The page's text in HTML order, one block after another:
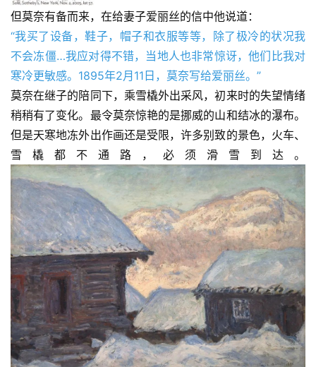
但莫奈有备而来，在给妻子爱丽丝的信中他说道：
“我买了设备，鞋子，帽子和衣服等等，除了极冷的状况我
不会冻僵…我应对得不错，当地人也非常惊讶，他们比我对
寒冷更敏感。1895年2月11日，莫奈写给爱丽丝。”
莫奈在继子的陪同下，乘雪橇外出采风，初来时的失望情绪
稍稍有了变化。最令莫奈惊艳的是挪威的山和结冰的瀑布。
但是天寒地冻外出作画还是受限，许多别致的景色，火车、
雪橇都不通路，必须滑雪到达。